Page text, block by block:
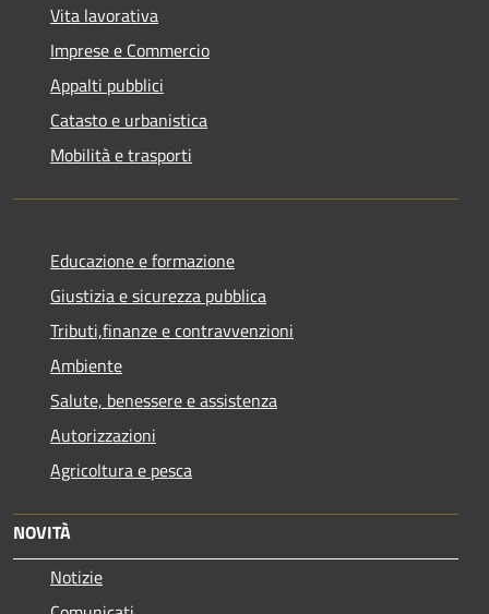
Vita lavorativa
Imprese e Commercio
Appalti pubblici
Catasto e urbanistica
Mobilità e trasporti
Educazione e formazione
Giustizia e sicurezza pubblica
Tributi,finanze e contravvenzioni
Ambiente
Salute, benessere e assistenza
Autorizzazioni
Agricoltura e pesca
NOVITÀ
Notizie